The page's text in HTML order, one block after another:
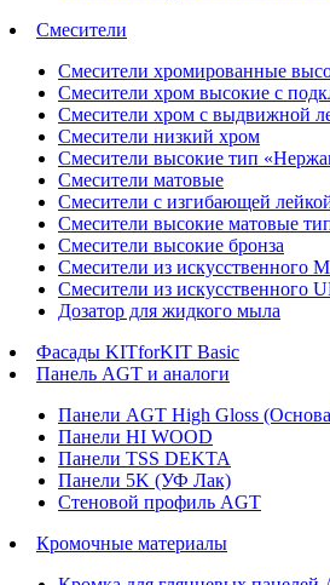
Смесители
Смесители хромированные
Смесители хром высокие с
Смесители хром с выдвижной
Смесители низкий хром
Смесители высокие тип
Смесители матовые
Смесители с изгибающей
Смесители высокие матовые
Смесители высокие бронза
Смесители из искусственного
Смесители из искусственного
Дозатор для жидкого мыла
Фасады KITforKIT Basic
Панель AGT и аналоги
Панели AGT High Gloss
Панели HI WOOD
Панели TSS DEKTA
Панели 5K (УФ Лак)
Стеновой профиль AGT
Кромочные материалы